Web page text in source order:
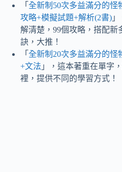
「 全新制50次多益滿分的怪
攻略+模擬試題+解析(2書)
解清楚，99個攻略，搭配新
訣，大推！
「 全新制20次多益滿分的怪
+文法 」，這本著重在單字
裡，提供不同的學習方式！